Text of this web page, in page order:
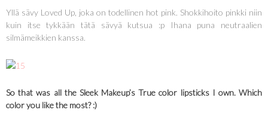
Yllä sävy Loved Up, joka on todellinen hot pink. Shokkihoito pinkki niin
kuin itse tykkään tätä sävyä kutsua :p Ihana puna neutraalien
silmämeikkien kanssa.
So that was all the Sleek Makeup’s True color lipsticks I own. Which
color you like the most? :)